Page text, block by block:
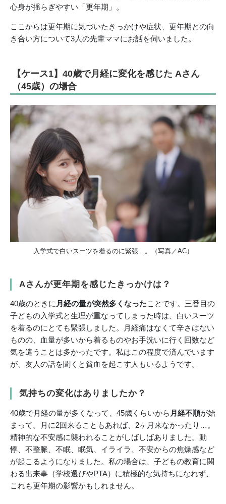
心身が揺らぎやすい「更年期」。
ここからは更年期に気づいたきっかけや症状、更年期との向
き合い方について3人の先輩ママにお話を伺いました。
【ケース1】40歳で月経に変化を感じた Aさん
（45歳）の場合
入学式で白いスーツを着るのに緊張…。（写真／AC）
Aさんが更年期を感じたきっかけは？
40歳のときに 月経の量が突然多くなったことです。三番目の
子どもの入学式と生理が重なってしまった時は、白いスーツ
を着るのにとても緊張しました。月経痛はなくて辛さはない
ものの、血量が多いから着るものやお手洗いに行く回数など
気を遣うことは多かったです。私はこの程度で済んでいます
が、友人の話を聞くと貧血を起こす人もいるようです。
気持ちの変化はありましたか？
40歳で月経の量が多くなって、45歳くらいから 月経不順が始
まって。月に2回来ることもあれば、2ヶ月来なかったり…。
精神的な不安感に襲われることがしばしばありました。動
悸、不整脈、不眠、眠気、イライラ、不安からの焦燥感など
が起こるようになりました。私の場合は、子どもの教育に関
わる出来事（学校選びやPTA）に積極的な気持ちになれず、
これも更年期の影響かもしれません。